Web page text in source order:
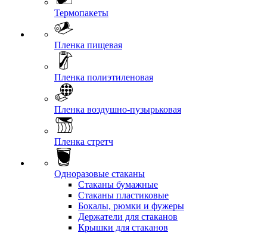
Термопакеты
Пленка пищевая
Пленка полиэтиленовая
Пленка воздушно-пузырьковая
Пленка стретч
Одноразовые стаканы
Стаканы бумажные
Стаканы пластиковые
Бокалы, рюмки и фужеры
Держатели для стаканов
Крышки для стаканов